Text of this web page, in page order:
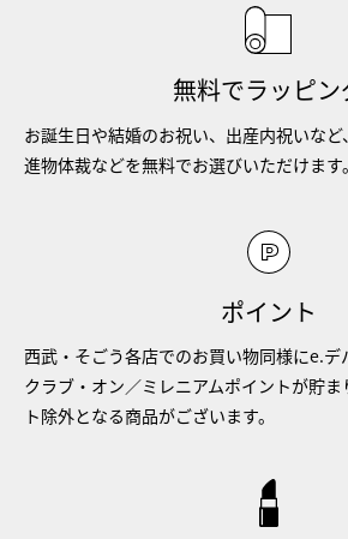
無料でラッピン
お誕生日や結婚のお祝い、出産内祝いな
進物体裁などを無料でお選びいただけます。
ポイント
西武・そごう各店でのお買い物同様にe.デ
クラブ・オン／ミレニアムポイントが貯
ト除外となる商品がございます。